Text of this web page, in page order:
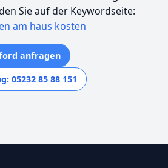
Sie auf der Keywordseite:
am haus kosten
anfragen
05232 85 88 151